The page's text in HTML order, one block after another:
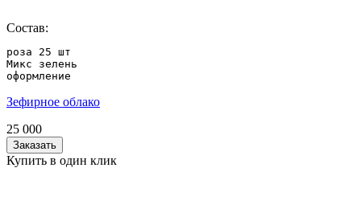
Состав:
роза 25 шт
Микс зелень
оформление
Зефирное облако
25 000
Заказать
Купить в один клик